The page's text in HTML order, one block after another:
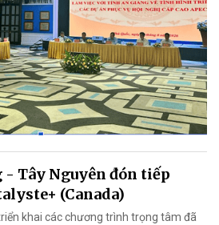
Tây Nguyên đón tiếp
(Canada)
khai các chương trình trọng tâm đã